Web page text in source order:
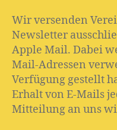
Wir versenden
Newsletter
Apple Mail. Dabei
Mail-Adressen
Verfügung gestellt
Erhalt von E-Mails
Mitteilung an uns